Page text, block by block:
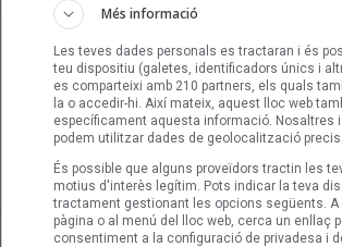
"Lo bueno y lo malo"
Carmen y María
Més informació
Les teves dades personals es tractaran i és
teu dispositiu (galetes, identificadors únics i
es comparteixi amb 210 partners, els quals
la o accedir-hi. Així mateix, aquest lloc web
específicament aquesta informació. Nosaltres
podem utilitzar dades de geolocalització
És possible que alguns proveïdors tractin les
motius d'interès legítim. Pots indicar la teva
tractament gestionant les opcions següents. A
pàgina o al menú del lloc web, cerca un enllaç
consentiment a la configuració de privadesa i